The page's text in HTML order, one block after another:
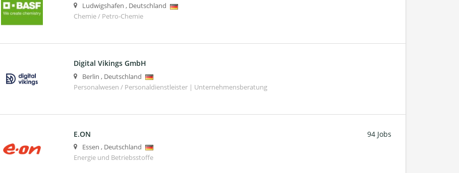
Ludwigshafen , Deutschland
Chemie / Petro-Chemie
Digital Vikings GmbH
Berlin , Deutschland
Personalwesen / Personaldienstleister | Unternehmensberatung
E.ON
Essen , Deutschland
Energie und Betriebsstoffe
94 Jobs